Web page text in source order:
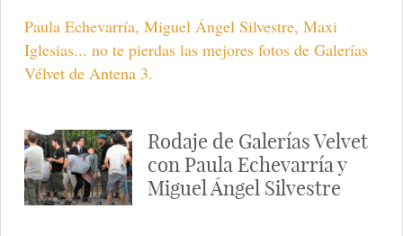
Paula Echevarría, Miguel Ángel Silvestre, Maxi
Iglesias... no te pierdas las mejores fotos de Galerías
Vélvet de Antena 3.
Rodaje de Galerías Velvet
con Paula Echevarría y
Miguel Ángel Silvestre